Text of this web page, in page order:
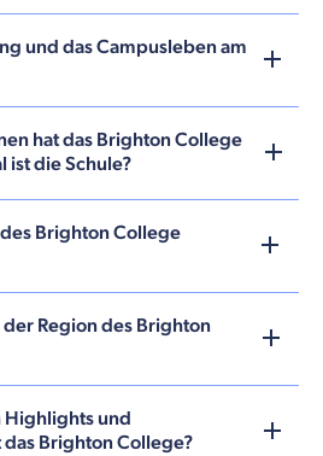
und das Campusleben am
hat das Brighton College
ist die Schule?
Brighton College
Region des Brighton
Highlights und
Brighton College?